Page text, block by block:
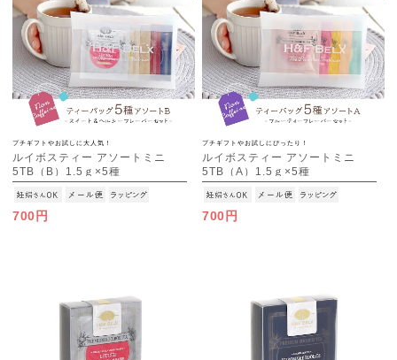
プチギフトやお試しに大人気！
ルイボスティー アソートミニ
5TB（B）1.5ｇ×5種
[M便 1/4]
700円
プチギフトやお試しにぴったり！
ルイボスティー アソートミニ
5TB（A）1.5ｇ×5種
[M便 1/4]
700円